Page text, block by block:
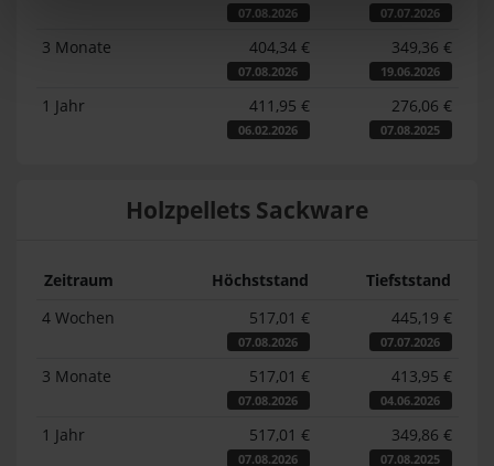
07.08.2026 07.07.2026
3 Monate 404,34 €
07.08.2026
349,36 €
19.06.2026
1 Jahr 411,95 €
06.02.2026
276,06 €
07.08.2025
Holzpellets Sackware
Zeitraum Höchststand
Tiefststand
4 Wochen
517,01 €
07.08.2026
445,19 €
07.07.2026
3 Monate 517,01 €
07.08.2026
413,95 €
04.06.2026
1 Jahr 517,01 €
07.08.2026
349,86 €
07.08.2025